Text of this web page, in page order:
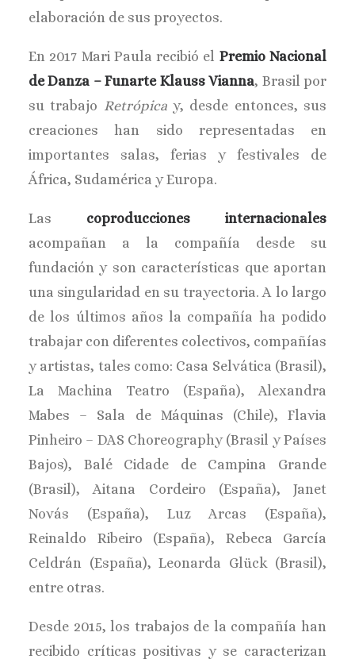
elaboración de sus proyectos.
En 2017 Mari Paula recibió el Premio Nacional
de Danza – Funarte Klauss Vianna, Brasil por
su trabajo Retrópicay, desde entonces, sus
creaciones han sido representadas en
importantes salas, ferias y festivales de
África, Sudamérica y Europa.
Las coproducciones internacionales
acompañan a la compañía desde su
fundación y son características que aportan
una singularidad en su trayectoria. A lo largo
de los últimos años la compañía ha podido
trabajar con diferentes colectivos, compañías
y artistas, tales como: Casa Selvática (Brasil),
La Machina Teatro (España), Alexandra
Mabes – Sala de Máquinas (Chile), Flavia
Pinheiro – DAS Choreography (Brasil y Países
Bajos), Balé Cidade de Campina Grande
(Brasil), Aitana Cordeiro (España), Janet
Novás (España), Luz Arcas (España),
Reinaldo Ribeiro (España), Rebeca García
Celdrán (España), Leonarda Glück (Brasil),
entre otras.
Desde 2015, los trabajos de la compañía han
recibido críticas positivas y se caracterizan